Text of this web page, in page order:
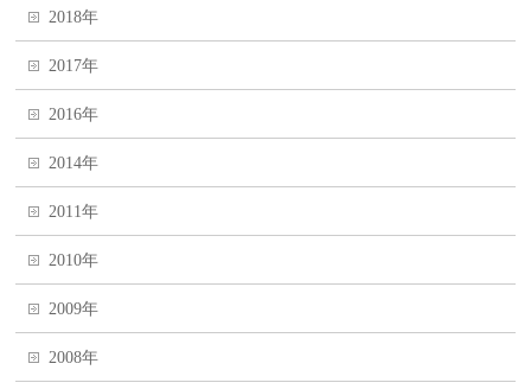
2018年
2017年
2016年
2014年
2011年
2010年
2009年
2008年